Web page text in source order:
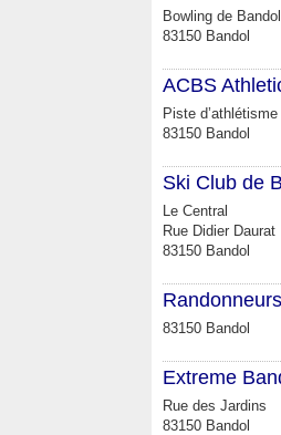
Bowling de Bandol
83150 Bandol
ACBS
Piste
83150 Bandol
Ski Club de
Le Central
Rue Didier Daurat
83150 Bandol
83150 Bandol
Extreme
Rue des Jardins
83150 Bandol